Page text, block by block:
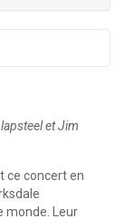
et Jim
ce concert en
monde. Leur